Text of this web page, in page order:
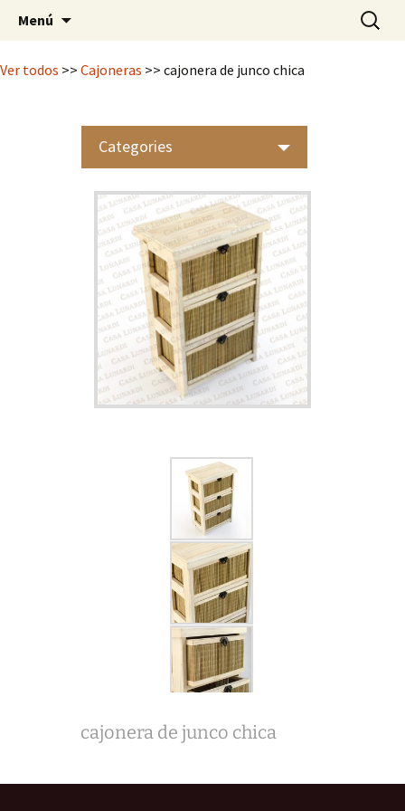
Casa Lunardi
Mimbrería Artesanal
Menú
Buscar:
Ver todos >> Cajoneras >> cajonera de junco chica
Categories
cajonera de junco chica